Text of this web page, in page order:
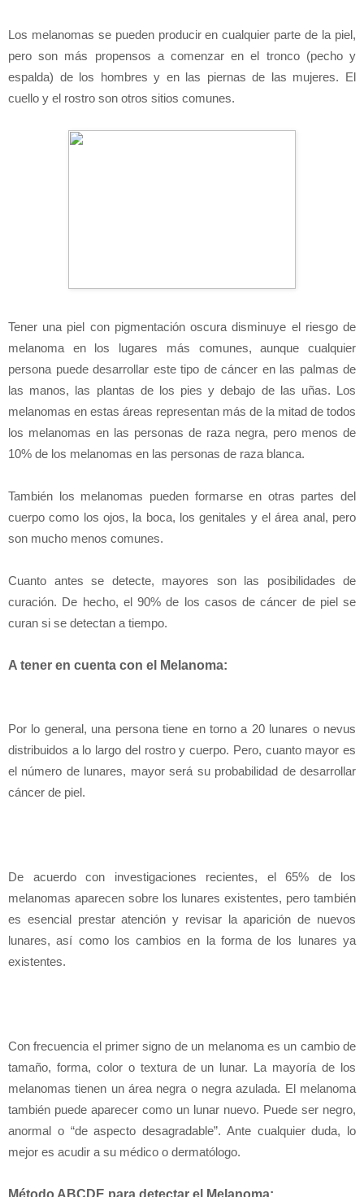
Los melanomas se pueden producir en cualquier parte de la piel,
pero son más propensos a comenzar en el tronco (pecho y
espalda) de los hombres y en las piernas de las mujeres. El
cuello y el rostro son otros sitios comunes.
Tener una piel con pigmentación oscura disminuye el riesgo de
melanoma en los lugares más comunes, aunque cualquier
persona puede desarrollar este tipo de cáncer en las palmas de
las manos, las plantas de los pies y debajo de las uñas. Los
melanomas en estas áreas representan más de la mitad de todos
los melanomas en las personas de raza negra, pero menos de
10% de los melanomas en las personas de raza blanca.
También los melanomas pueden formarse en otras partes del
cuerpo como los ojos, la boca, los genitales y el área anal, pero
son mucho menos comunes.
Cuanto antes se detecte, mayores son las posibilidades de
curación. De hecho, el 90% de los casos de cáncer de piel se
curan si se detectan a tiempo.
A tener en cuenta con el Melanoma:
Por lo general, una persona tiene en torno a 20 lunares o nevus
distribuidos a lo largo del rostro y cuerpo. Pero, cuanto mayor es
el número de lunares, mayor será su probabilidad de desarrollar
cáncer de piel.
De acuerdo con investigaciones recientes, el 65% de los
melanomas aparecen sobre los lunares existentes, pero también
es esencial prestar atención y revisar la aparición de nuevos
lunares, así como los cambios en la forma de los lunares ya
existentes.
Con frecuencia el primer signo de un melanoma es un cambio de
tamaño, forma, color o textura de un lunar. La mayoría de los
melanomas tienen un área negra o negra azulada. El melanoma
también puede aparecer como un lunar nuevo. Puede ser negro,
anormal o “de aspecto desagradable”. Ante cualquier duda, lo
mejor es acudir a su médico o dermatólogo.
Método ABCDE para detectar el Melanoma: